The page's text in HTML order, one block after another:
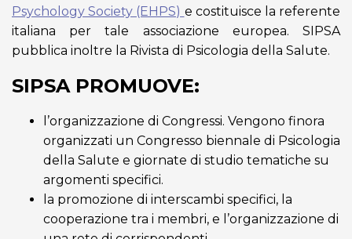
Psychology Society (EHPS) e costituisce la referente
italiana per tale associazione europea. SIPSA
pubblica inoltre la Rivista di Psicologia della Salute.
SIPSA PROMUOVE:
l’organizzazione di Congressi. Vengono finora
organizzati un Congresso biennale di Psicologia
della Salute e giornate di studio tematiche su
argomenti specifici.
la promozione di interscambi specifici, la
cooperazione tra i membri, e l’organizzazione di